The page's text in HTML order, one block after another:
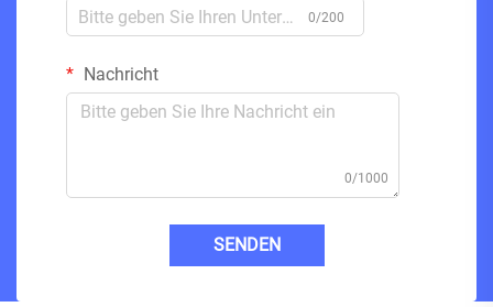
0/200
Nachricht
0/1000
SENDEN